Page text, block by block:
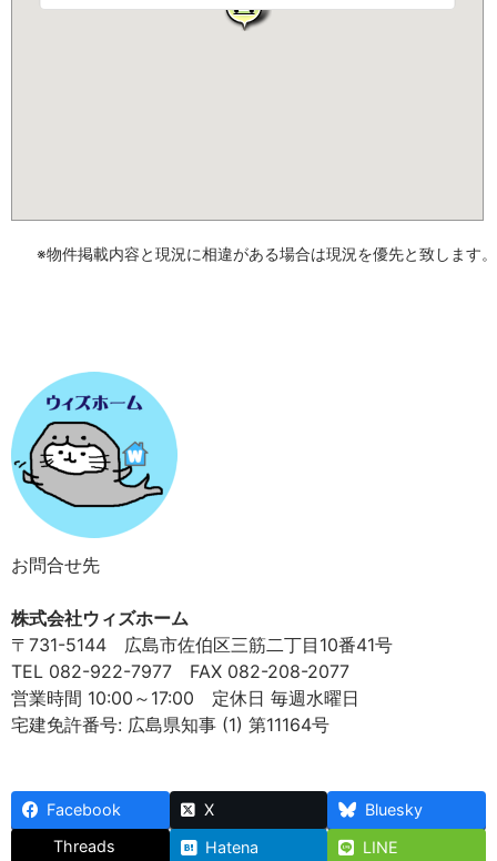
※物件掲載内容と現況に相違がある場合は現況を優先と致します。
お問合せ先
株式会社ウィズホーム
〒731-5144 広島市佐伯区三筋二丁目10番41号
TEL 082-922-7977 FAX 082-208-2077
営業時間 10:00～17:00 定休日 毎週水曜日
宅建免許番号: 広島県知事 (1) 第11164号
Facebook X
Bluesky
Threads
Hatena
LINE